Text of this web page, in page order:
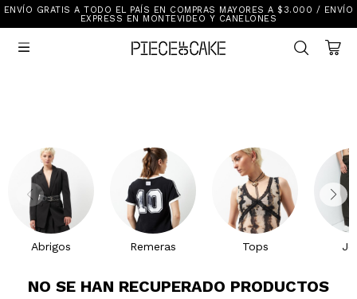
ENVÍO GRATIS A TODO EL PAÍS EN COMPRAS MAYORES A $3.000 / ENVÍO
EXPRESS EN MONTEVIDEO Y CANELONES

Abrigos Remeras Tops
NO SE HAN RECUPERADO PRODUCTOS
Sale
New In
Mi cuenta
Ayuda
Ver Todo
Vestimenta